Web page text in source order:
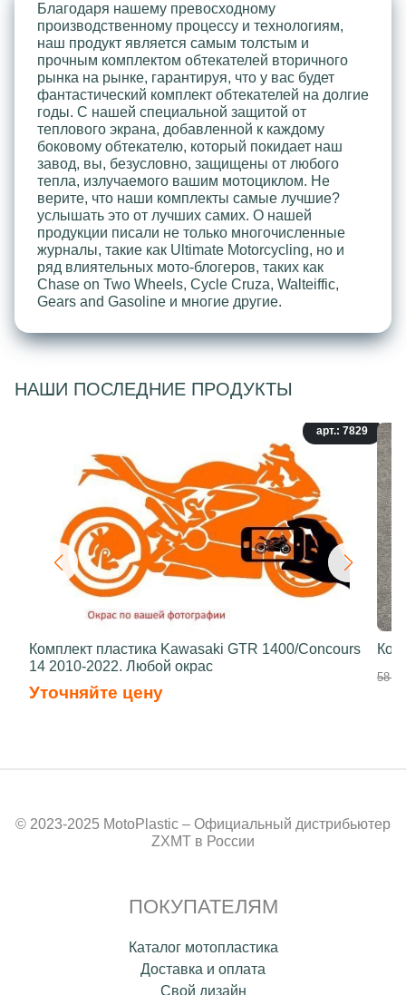
Благодаря нашему превосходному
производственному процессу и технологиям,
наш продукт является самым толстым и
прочным комплектом обтекателей вторичного
рынка на рынке, гарантируя, что у вас будет
фантастический комплект обтекателей на долгие
годы. С нашей специальной защитой от
теплового экрана, добавленной к каждому
боковому обтекателю, который покидает наш
завод, вы, безусловно, защищены от любого
тепла, излучаемого вашим мотоциклом. Не
верите, что наши комплекты самые лучшие?
услышать это от лучших самих. О нашей
продукции писали не только многочисленные
журналы, такие как Ultimate Motorcycling, но и
ряд влиятельных мото-блогеров, таких как
Chase on Two Wheels, Cycle Cruza, Walteiffic,
Gears and Gasoline и многие другие.
НАШИ ПОСЛЕДНИЕ ПРОДУКТЫ
арт.: 7829
Комплект пластика Kawasaki GTR 1400/Concours
14 2010-2022. Любой окрас
Уточняйте цену
58
© 2023-2025 MotoPlastic – Официальный дистрибьютер
ZXMT в России
ПОКУПАТЕЛЯМ
Каталог мотопластика
Доставка и оплата
Свой дизайн